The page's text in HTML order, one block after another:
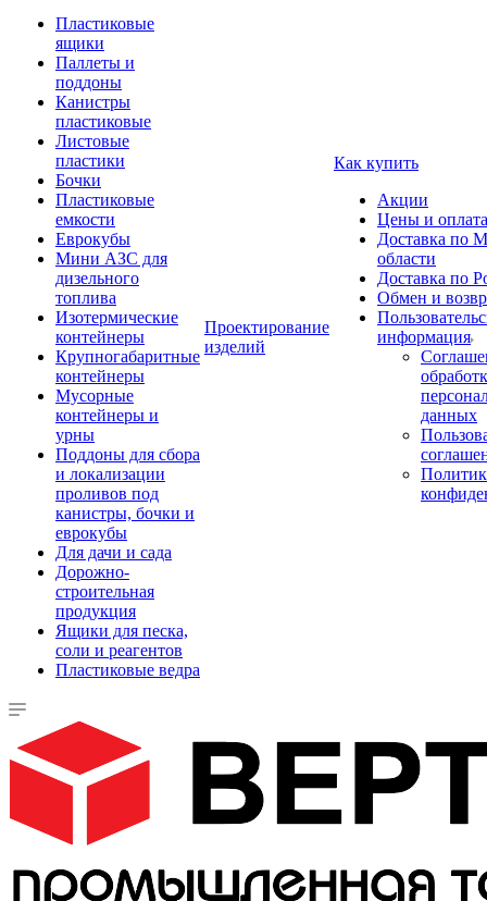
Пластиковые
ящики
Паллеты и
поддоны
Канистры
пластиковые
Листовые
пластики
Бочки
Пластиковые
емкости
Еврокубы
Мини АЗС для
дизельного
топлива
Изотермические
контейнеры
Крупногабаритные
контейнеры
Мусорные
контейнеры и
урны
Поддоны для сбора
и локализации
проливов под
канистры, бочки и
еврокубы
Для дачи и сада
Дорожно-
строительная
продукция
Ящики для песка,
соли и реагентов
Пластиковые ведра
Проектирование
изделий
Как купить
Акции
Цены и оплата
Доставка по
области
Доставка по
Обмен и
информация
данных